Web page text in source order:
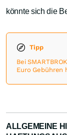
könnte sich die
Tipp
Bei
Euro
ALLGEMEINE